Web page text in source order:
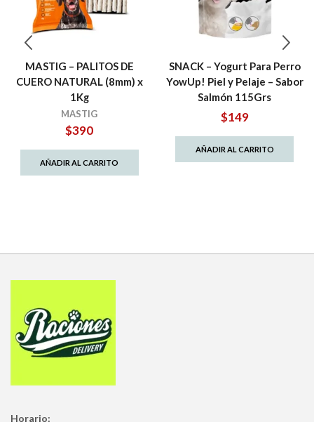
MASTIG – PALITOS DE
CUERO NATURAL (8mm) x
1Kg
MASTIG
$390
AÑADIR AL CARRITO
SNACK – Yogurt Para Perro
YowUp! Piel y Pelaje – Sabor
Salmón 115Grs
$149
AÑADIR AL CARRITO
Horario: